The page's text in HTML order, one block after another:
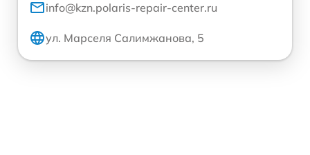
info@kzn.polaris-repair-center.ru
ул. Марселя Салимжанова, 5